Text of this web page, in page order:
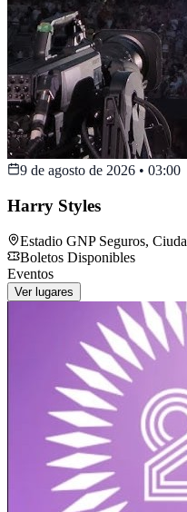
9 de agosto de 2026 • 03:00
Harry Styles
Estadio GNP Seguros,
Boletos Disponibles
Eventos
Ver lugares